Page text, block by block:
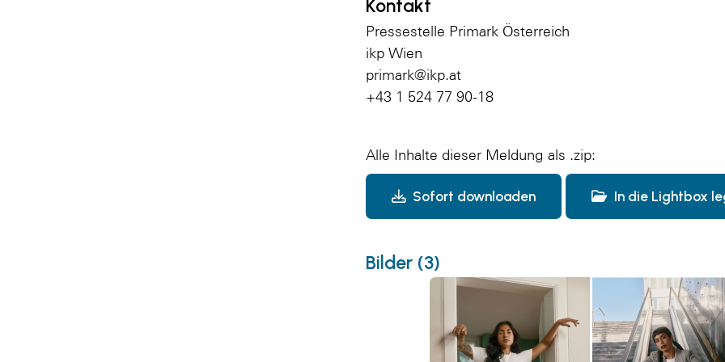
Kontakt
Pressestelle Primark Österreich
ikp Wien
primark@ikp.at
+43 1 524 77 90-18
Alle Inhalte dieser Meldung als .zip:
Sofort downloaden In die Lightbox
Bilder (3)